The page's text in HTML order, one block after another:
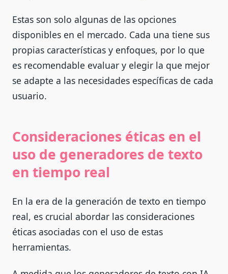
Estas son solo algunas de las opciones
disponibles en el mercado. Cada una tiene sus
propias características y enfoques, por lo que
es recomendable evaluar y elegir la que mejor
se adapte a las necesidades específicas de cada
usuario.
Consideraciones éticas en el
uso de generadores de texto
en tiempo real
En la era de la generación de texto en tiempo
real, es crucial abordar las consideraciones
éticas asociadas con el uso de estas
herramientas.